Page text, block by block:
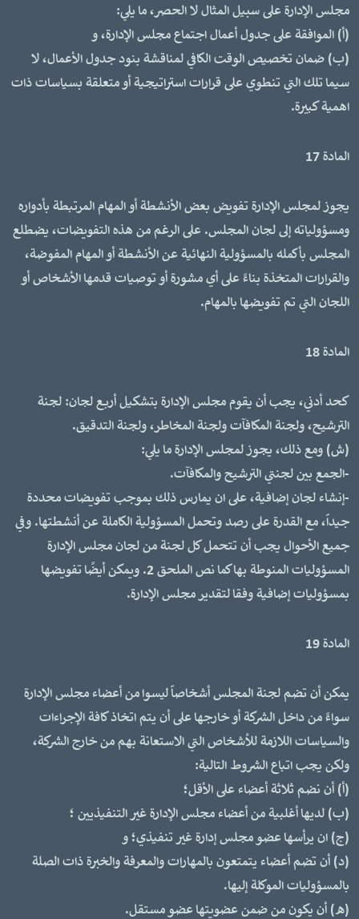
مجلس الإدارة على سبيل المثال لا الحصر، ما يلي:
(أ) الموافقة على جدول أعمال اجتماع مجلس الإدارة، و
(ب) ضمان تخصيص الوقت الكافي لمناقشة بنود جدول الأعمال، لا
سيما تلك التي تنطوي على قرارات استراتيجية أو متعلقة بسياسات ذات
اهمية كبيرة.
المادة 17
يجوز لمجلس الإدارة تفويض بعض الأنشطة أو المهام المرتبطة بأدواره
ومسؤولياته إلى لجان المجلس. على الرغم من هذه التفويضات، يضطلع
المجلس بأكمله بالمسؤولية النهائية عن الأنشطة أو المهام المفوضة،
والقرارات المتخذة بناءً على أي مشورة أو توصيات قدمها الأشخاص أو
اللجان التي تم تفويضها بالمهام.
المادة 18
كحد أدني، يجب أن يقوم مجلس الإدارة بتشكيل أربع لجان: لجنة
الترشيح، ولجنة المكافآت ولجنة المخاطر، ولجنة التدقيق.
(ش) ومع ذلك، يجوز لمجلس الإدارة ما يلي:
-الجمع بين لجنتي الترشيح والمكافآت.
-إنشاء لجان إضافية، على ان يمارس ذلك بموجب تفويضات محددة
جيداً، مع القدرة على رصد وتحمل المسؤولية الكاملة عن أنشطتها. وفي
جميع الأحوال يجب أن تتحمل كل لجنة من لجان مجلس الإدارة
المسؤوليات المنوطة بها كما نص الملحق 2. ويمكن أيضًا تفويضها
بمسؤوليات إضافية وفقا لتقدير مجلس الإدارة.
المادة 19
يمكن أن تضم لجنة المجلس أشخاصاً ليسوا من أعضاء مجلس الإدارة
سواءً من داخل الشركة أو خارجها على أن يتم اتخاذ كافة الإجراءات
والسياسات اللازمة للأشخاص التي الاستعانة بهم من خارج الشركة،
ولكن يجب اتباع الشروط التالية:
(أ) أن نضم ثلاثة أعضاء على الأقل؛
(ب) لديها أغلبية من أعضاء مجلس الإدارة غير التنفيذيين ؛
(ج) ان يرأسها عضو مجلس إدارة غير تنفيذي؛ و
(د) أن تضم أعضاء يتمتعون بالمهارات والمعرفة والخبرة ذات الصلة
بالمسؤوليات الموكلة إليها.
(ه) أن يكون من ضمن عضويتها عضو مستقل.